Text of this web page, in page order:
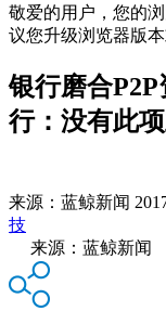
敬爱的用户，您的
议您升级浏览器版
银行磨合
行：没有此
来源： 蓝鲸新闻
技
来源：蓝鲸新闻